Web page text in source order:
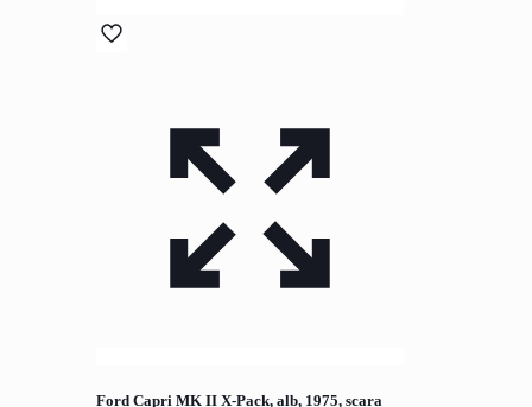
Ford Capri MK II X-Pack, alb, 1975, scara